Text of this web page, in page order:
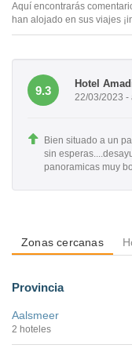
Aquí encontrarás
han alojado en sus viajes
9.3
Hotel
22/03/2023 -
Bien situado a un
sin
panoramicas muy
Zonas cercanas
Provincia
Aalsmeer
2 hoteles